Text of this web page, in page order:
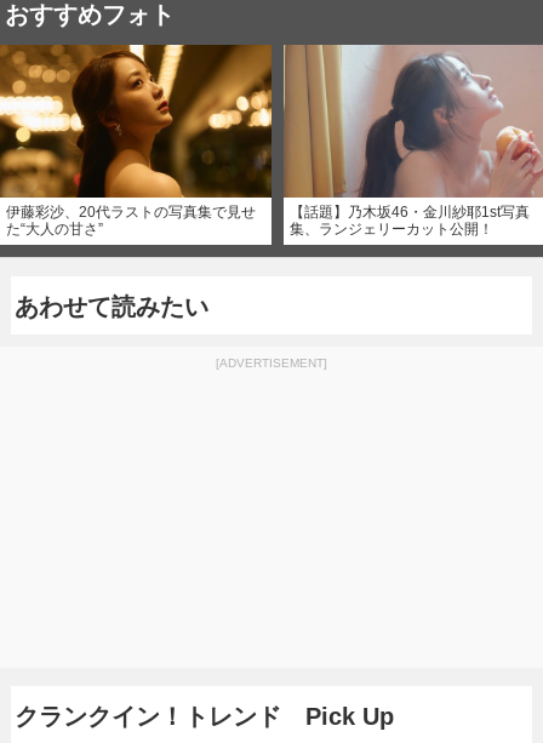
おすすめフォト
伊藤彩沙、20代ラストの写真集で見せ
た“大人の甘さ”
【話題】乃木坂46・金川紗耶1st写真
集、ランジェリーカット公開！
あわせて読みたい
[ADVERTISEMENT]
クランクイン！トレンド Pick Up